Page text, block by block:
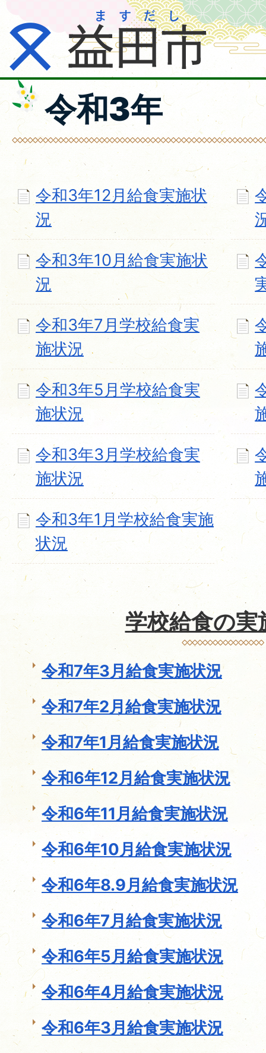
令和3年
令和3年12月給食実施状
況
令和3年10月給食実施状
況
令和3年7月学校給食実
施状況
令和3年5月学校給食実
施状況
令和3年3月学校給食実
施状況
令和3年1月学校給食実施
状況
学校給食の実
令和7年3月給食実施状況
令和7年2月給食実施状況
令和7年1月給食実施状況
令和6年12月給食実施状況
令和6年11月給食実施状況
令和6年10月給食実施状況
令和6年8.9月給食実施状況
令和6年7月給食実施状況
令和6年5月給食実施状況
令和6年4月給食実施状況
令和6年3月給食実施状況